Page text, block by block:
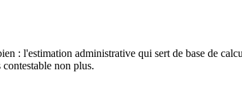
: l'estimation administrative qui sert de base de
non plus.